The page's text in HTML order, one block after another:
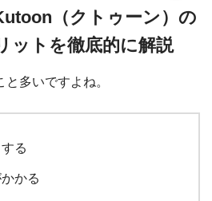
（クトゥーン）の
ットを徹底的に解説
多いですよね。
る
かる